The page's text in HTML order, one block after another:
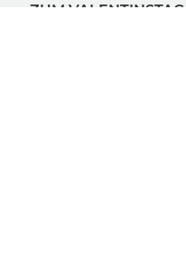
ZUM VALENTINSTAG